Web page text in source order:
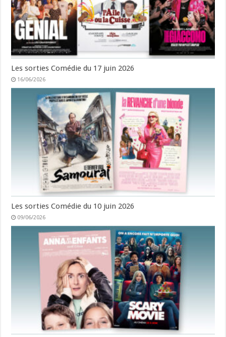
Les sorties Comédie du 17 juin 2026
16/06/2026
Les sorties Comédie du 10 juin 2026
09/06/2026